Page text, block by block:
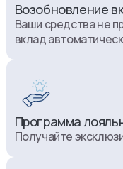
Возобновление
Ваши средства не
вклад
Программа
Получайте